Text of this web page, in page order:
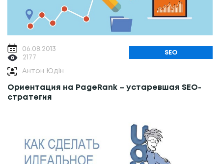
06.08.2013
2177
SEO
Антон Юдін
Ориентация на PageRank – устаревшая SEO-
стратегия